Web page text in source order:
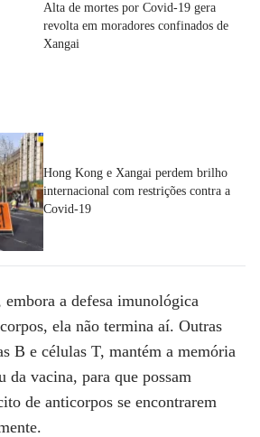
Alta de mortes por Covid-19 gera
revolta em moradores confinados de
Xangai
Hong Kong e Xangai perdem brilho
internacional com restrições contra a
Covid-19
a defesa imunológica
ela não termina aí. Outras
B e células T, mantém a memória
da vacina, para que possam
de anticorpos se encontrarem